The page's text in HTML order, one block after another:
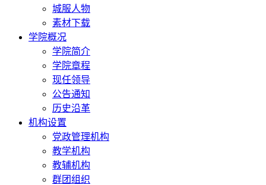
城服人物
素材下载
学院概况
学院简介
学院章程
现任领导
公告通知
历史沿革
机构设置
党政管理机构
教学机构
教辅机构
群团组织